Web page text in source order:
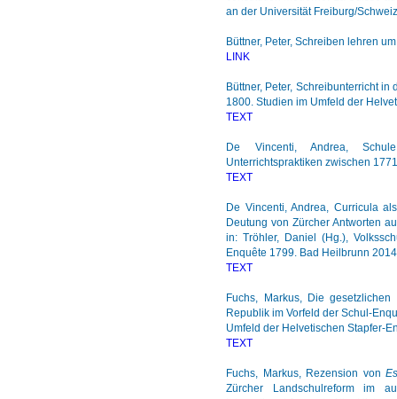
an der Universität Freiburg/
Büttner, Peter, Schreiben lehren
LINK
Büttner, Peter, Schreibunterricht in
1800. Studien im Umfeld der
TEXT
De Vincenti, Andrea,
Unterrichtspraktiken zwischen
TEXT
De Vincenti, Andrea, Curricula
Deutung von Zürcher Antworten
in: Tröhler, Daniel (Hg.),
Enquête 1799. Bad Heilbrunn
TEXT
Fuchs, Markus, Die
Republik im Vorfeld der Schul-
Umfeld der Helvetischen Stapfer-
TEXT
Fuchs, Markus, Rezension von
Zürcher Landschulreform im